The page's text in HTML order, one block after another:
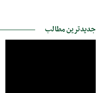
جدیدترین مطالب